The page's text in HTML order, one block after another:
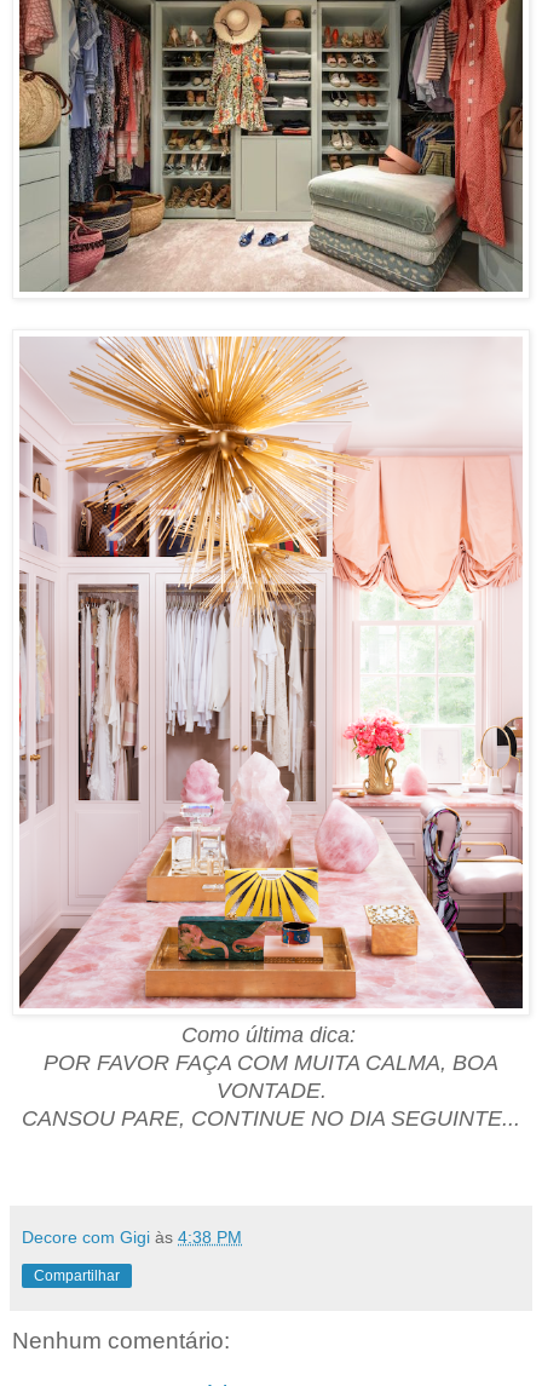
Como última dica:
POR FAVOR FAÇA COM MUITA CALMA, BOA
VONTADE.
CANSOU PARE, CONTINUE NO DIA SEGUINTE...
Decore com Gigi às 4:38 PM
Compartilhar
Nenhum comentário: